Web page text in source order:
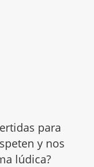
para
y nos
lúdica?